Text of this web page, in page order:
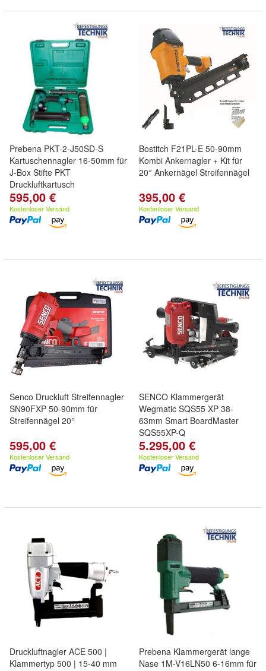
Prebena PKT-2-J50SD-S
Kartuschennagler 16-50mm für
J-Box Stifte PKT
Druckluftkartusch
595,00 €
Kostenloser Versand
Bostitch F21PL-E 50-90mm
Kombi Ankernagler + Kit für
20° Ankernägel Streifennägel
395,00 €
Kostenloser Versand
Senco Druckluft Streifennagler
SN90FXP 50-90mm für
Streifennägel 20°
595,00 €
Kostenloser Versand
SENCO Klammergerät
Wegmatic SQS55 XP 38-
63mm Smart BoardMaster
SQS55XP-Q
5.295,00 €
Kostenloser Versand
Druckluftnagler ACE 500 |
Klammertyp 500 | 15-40 mm
Prebena Klammergerät lange
Nase 1M-V16LN50 6-16mm für